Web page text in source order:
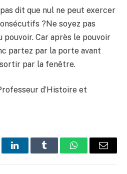
dit que nul ne peut exercer
?Ne soyez pas
Car après le pouvoir
partez par la porte avant
sortir par la fenêtre.
d’Histoire et
LinkedInTumblr WhatsAppEmail